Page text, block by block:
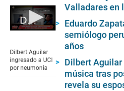
Dilbert Aguilar ingresado a UCI
of
2
minutes,
57
Dilbert Aguilar
ingresado a UCI
por neumonía
Valladares en
Eduardo
semiólogo
años
Dilbert
música tras
revela su